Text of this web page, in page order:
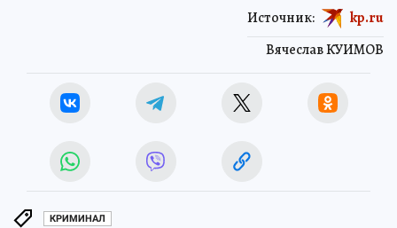
Вячеслав КУИМОВ
Источник: kp.ru
КРИМИНАЛ